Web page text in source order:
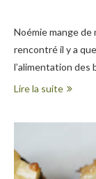
Noémie mange de
rencontré il y a
l’alimentation des
Lire la suite